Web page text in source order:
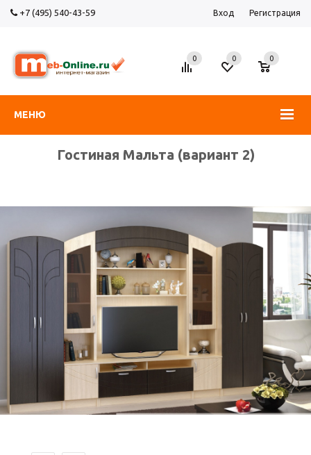
+7 (495) 540-43-59 Вход Регистрация
МЕНЮ
0 0
0
Гостиная Мальта (вариант 2)